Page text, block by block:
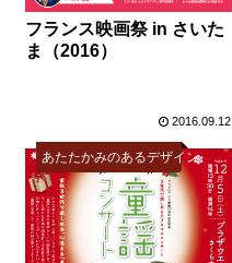
フランス映画祭 in さいた
ま（2016）
2016.09.12
あたたかみのあるデザイン